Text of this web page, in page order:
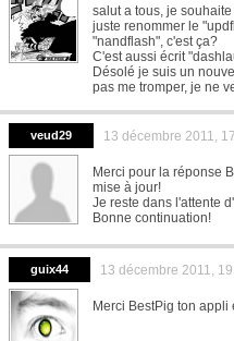
salut a tous, je
juste renommer le
"nandflash", c'est ça?
C'est aussi écrit
Désolé je suis un
pas me tromper, je ne
veud29 13 décembre 2011,
Merci pour la réponse
mise à jour!
Je reste dans l'attente
Bonne continuation!
guix44 13 décembre 2011,
Merci BestPig ton appli